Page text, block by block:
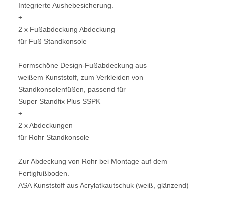
Integrierte Aushebesicherung.
+
2 x Fußabdeckung Abdeckung
für Fuß Standkonsole
Formschöne Design-Fußabdeckung aus
weißem Kunststoff, zum Verkleiden von
Standkonsolenfüßen, passend für
Super Standfix Plus SSPK
+
2 x Abdeckungen
für Rohr Standkonsole
Zur Abdeckung von Rohr bei Montage auf dem
Fertigfußboden.
ASA Kunststoff aus Acrylatkautschuk (weiß, glänzend)